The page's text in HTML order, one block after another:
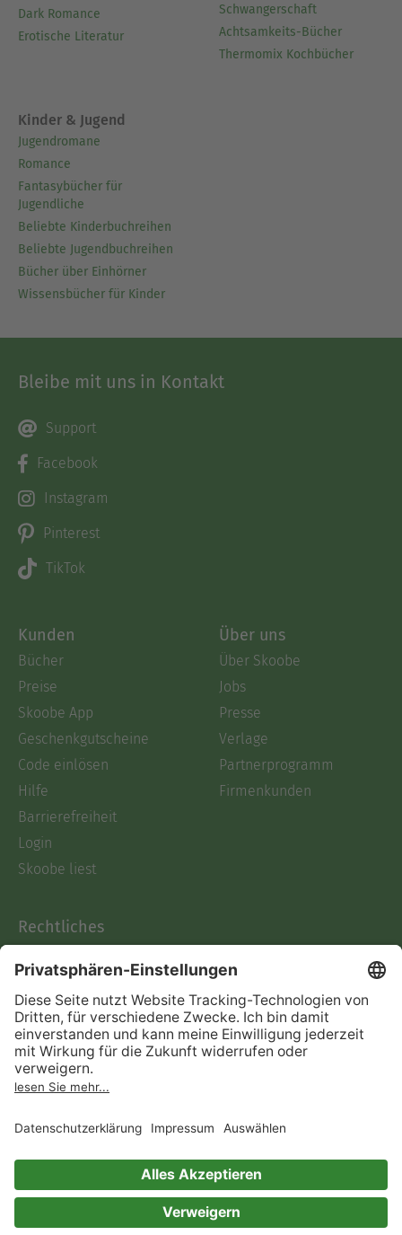
Dark Romance
Erotische Literatur
Schwangerschaft
Achtsamkeits-Bücher
Thermomix Kochbücher
Kinder & Jugend
Jugendromane
Romance
Fantasybücher für
Jugendliche
Beliebte Kinderbuchreihen
Beliebte Jugendbuchreihen
Bücher über Einhörner
Wissensbücher für Kinder
Bleibe mit uns in Kontakt
Support
Facebook
Instagram
Pinterest
TikTok
Kunden
Bücher
Preise
Skoobe App
Geschenkgutscheine
Code einlösen
Hilfe
Barrierefreiheit
Login
Skoobe liest
Über uns
Über Skoobe
Jobs
Presse
Verlage
Partnerprogramm
Firmenkunden
Rechtliches
AGB
Informationen nach Data
Act
Verträge hier kündigen
Impressum
Immer ein gutes Buch